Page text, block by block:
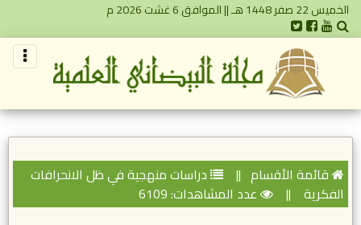
الخميس 22 صفر 1448 هـ || الموافق 6 غشت 2026 م
قائمة الأقسام ||
دراسات منهجية في ظل الانحرافات
الفكرية || عدد المشاهدات: 6109